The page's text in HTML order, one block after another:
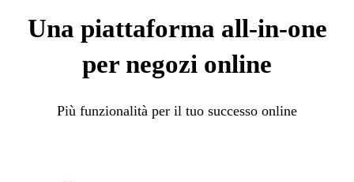
Una piattaforma all-in-one
per negozi online
Più funzionalità per il tuo successo online